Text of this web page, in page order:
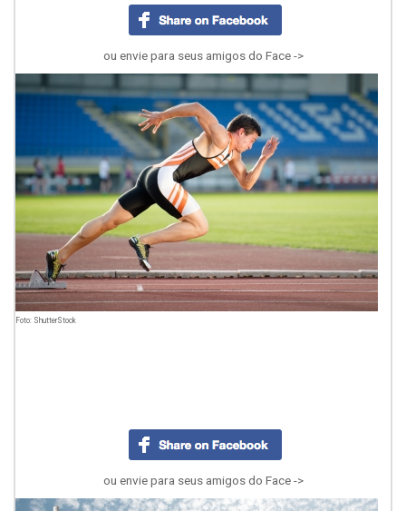
ou envie para seus amigos do Face ->
Foto: ShutterStock
ou envie para seus amigos do Face ->